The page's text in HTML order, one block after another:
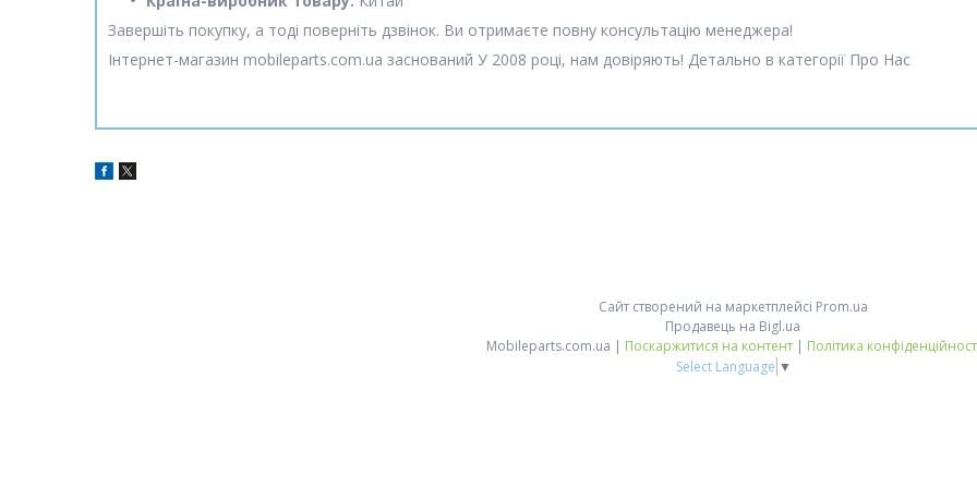
Завершіть покупку, а тоді поверніть дзвінок. Ви отримаєте повну консультацію менеджера!
Інтернет-магазин mobileparts.com.ua заснований У 2008 році, нам довіряють! Детально в категорії Про Нас
Сайт створений на маркетплейсі Prom.ua
Продавець на Bigl.ua
Mobileparts.com.ua | Поскаржитися на контент | Політика
Select Language ▼